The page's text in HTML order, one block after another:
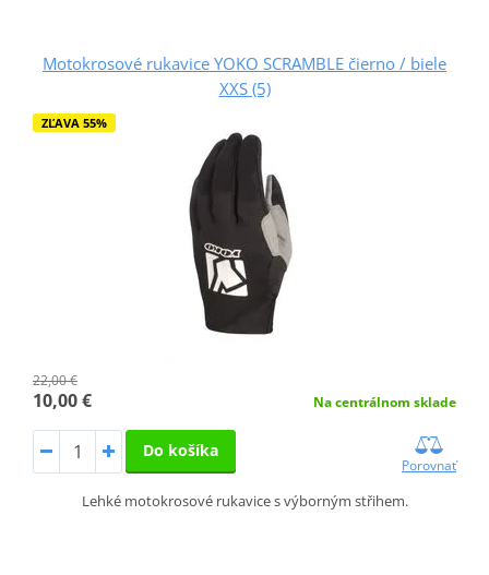
Motokrosové rukavice YOKO SCRAMBLE čierno / biele
XXS (5)
ZĽAVA 55%
22,00 €
10,00 € Na centrálnom sklade
Do košíka
Porovnať
Lehké motokrosové rukavice s výborným střihem.